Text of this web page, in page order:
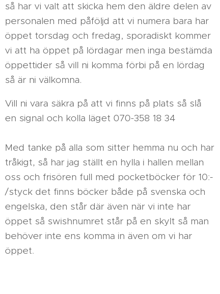
så har vi valt att skicka hem den äldre delen av
personalen med påföljd att vi numera bara har
öppet torsdag och fredag, sporadiskt kommer
vi att ha öppet på lördagar men inga bestämda
öppettider så vill ni komma förbi på en lördag
så är ni välkomna.
Vill ni vara säkra på att vi finns på plats så slå
en signal och kolla läget 070-358 18 34
Med tanke på alla som sitter hemma nu och har
tråkigt, så har jag ställt en hylla i hallen mellan
oss och frisören full med pocketböcker för 10:-
/styck det finns böcker både på svenska och
engelska, den står där även när vi inte har
öppet så swishnumret står på en skylt så man
behöver inte ens komma in även om vi har
öppet.